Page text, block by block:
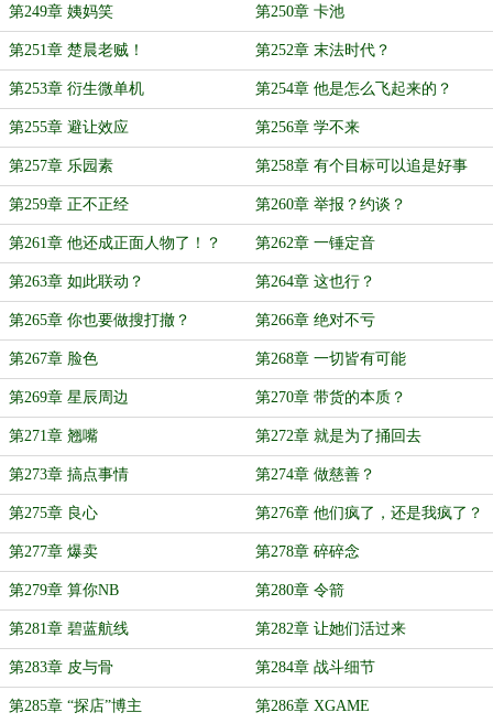
第249章 姨妈笑 第250章 卡池
第251章 楚晨老贼！ 第252章 末法时代？
第253章 衍生微单机 第254章 他是怎么飞起来的？
第255章 避让效应 第256章 学不来
第257章 乐园素 第258章 有个目标可以追是好事
第259章 正不正经 第260章 举报？约谈？
第261章 他还成正面人物了！？ 第262章 一锤定音
第263章 如此联动？ 第264章 这也行？
第265章 你也要做搜打撤？ 第266章 绝对不亏
第267章 脸色 第268章 一切皆有可能
第269章 星辰周边 第270章 带货的本质？
第271章 翘嘴 第272章 就是为了捅回去
第273章 搞点事情 第274章 做慈善？
第275章 良心 第276章 他们疯了，还是我疯了？
第277章 爆卖 第278章 碎碎念
第279章 算你NB 第280章 令箭
第281章 碧蓝航线 第282章 让她们活过来
第283章 皮与骨 第284章 战斗细节
第285章 “探店”博主 第286章 XGAME